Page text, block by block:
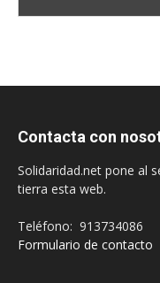
Contacta con
Solidaridad.net pone al
tierra esta web.
Teléfono: 913734086
Formulario de contacto